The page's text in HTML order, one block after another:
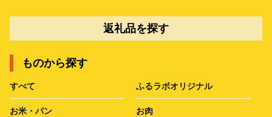
返礼品を探す
ものから探す
すべて ふるラボオリジナル
お米・パン お肉